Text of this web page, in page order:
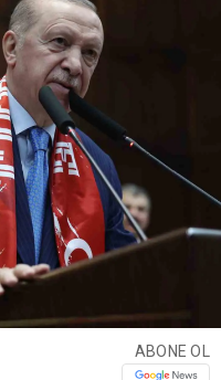
ABONE OL